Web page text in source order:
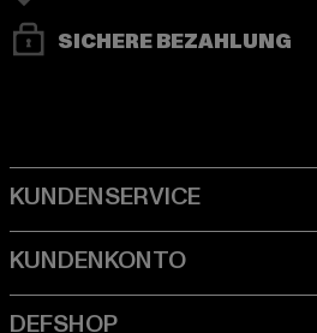
SICHERE BEZAHLUNG